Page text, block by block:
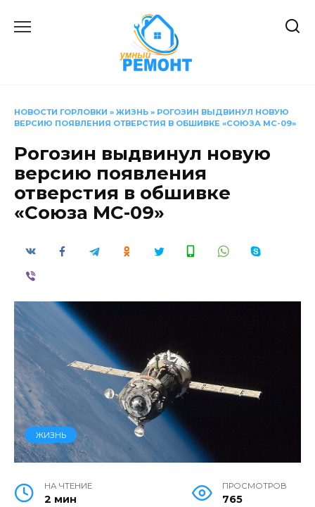
НОВОСТИ ГОРЛОВКИ » ЖИЗНЬ » РОГОЗИН ВЫДВИНУЛ НОВУЮ
ВЕРСИЮ ПОЯВЛЕНИЯ ОТВЕРСТИЯ В ОБШИВКЕ «СОЮЗА МС-09»
Рогозин выдвинул новую
версию появления
отверстия в обшивке
«Союза МС-09»
ЖИЗНЬ
НА ЧТЕНИЕ
2 мин
ПРОСМОТРОВ
765